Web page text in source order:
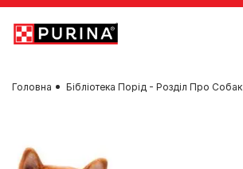
Skip to main content
Головна Бібліотека Порід - Розділ Про Собак